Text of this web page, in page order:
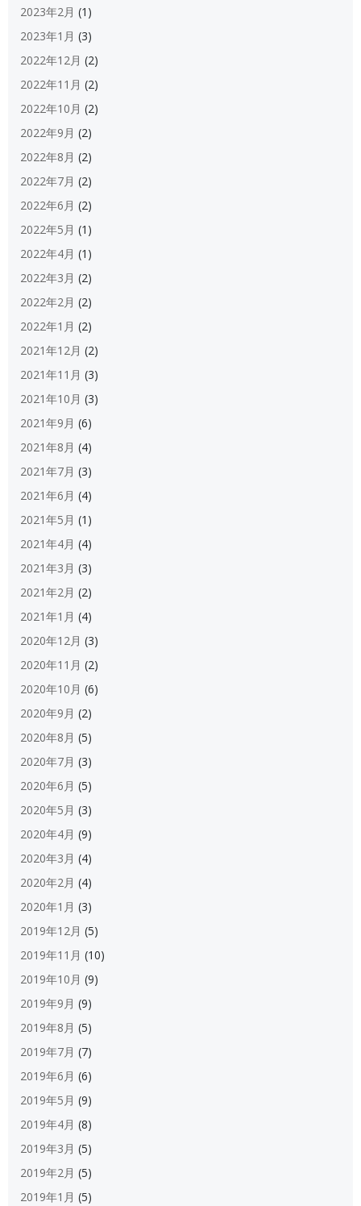
2023年2月 (1)
2023年1月 (3)
2022年12月 (2)
2022年11月 (2)
2022年10月 (2)
2022年9月 (2)
2022年8月 (2)
2022年7月 (2)
2022年6月 (2)
2022年5月 (1)
2022年4月 (1)
2022年3月 (2)
2022年2月 (2)
2022年1月 (2)
2021年12月 (2)
2021年11月 (3)
2021年10月 (3)
2021年9月 (6)
2021年8月 (4)
2021年7月 (3)
2021年6月 (4)
2021年5月 (1)
2021年4月 (4)
2021年3月 (3)
2021年2月 (2)
2021年1月 (4)
2020年12月 (3)
2020年11月 (2)
2020年10月 (6)
2020年9月 (2)
2020年8月 (5)
2020年7月 (3)
2020年6月 (5)
2020年5月 (3)
2020年4月 (9)
2020年3月 (4)
2020年2月 (4)
2020年1月 (3)
2019年12月 (5)
2019年11月 (10)
2019年10月 (9)
2019年9月 (9)
2019年8月 (5)
2019年7月 (7)
2019年6月 (6)
2019年5月 (9)
2019年4月 (8)
2019年3月 (5)
2019年2月 (5)
2019年1月 (5)